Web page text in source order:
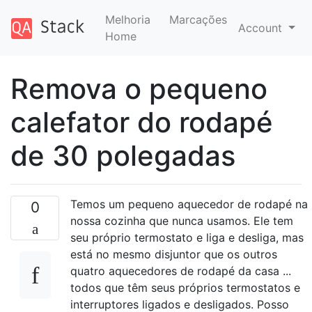
Melhoria
Home
Marcações
Account
Remova o pequeno
calefator do rodapé
de 30 polegadas
0
Temos um pequeno aquecedor de rodapé na
nossa cozinha que nunca usamos. Ele tem
seu próprio termostato e liga e desliga, mas
está no mesmo disjuntor que os outros
quatro aquecedores de rodapé da casa ...
todos que têm seus próprios termostatos e
interruptores ligados e desligados. Posso